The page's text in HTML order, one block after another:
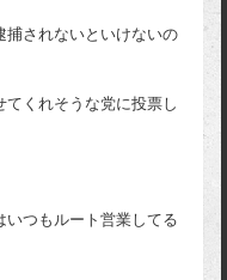
捕されないといけないの
くれそうな党に投票し
いつもルート営業してる